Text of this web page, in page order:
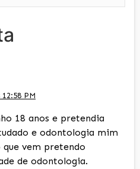
PM
18 anos e pretendia
e odontologia mim
vem pretendo
de odontologia.